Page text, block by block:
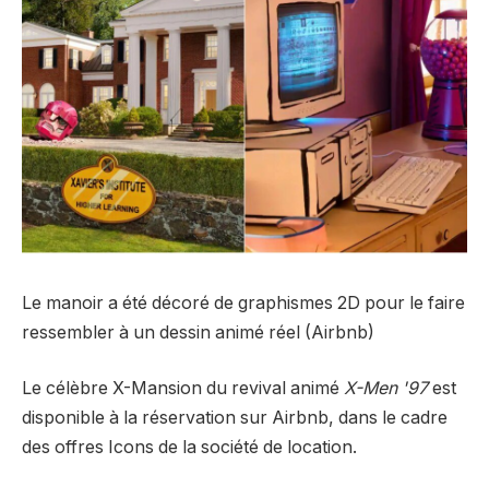
Le manoir a été décoré de graphismes 2D pour le faire
ressembler à un dessin animé réel (Airbnb)
Le célèbre X-Mansion du revival animé X-Men '97est
disponible à la réservation sur Airbnb, dans le cadre
des offres Icons de la société de location.